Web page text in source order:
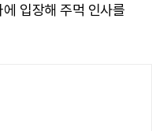
입장해 주먹 인사를